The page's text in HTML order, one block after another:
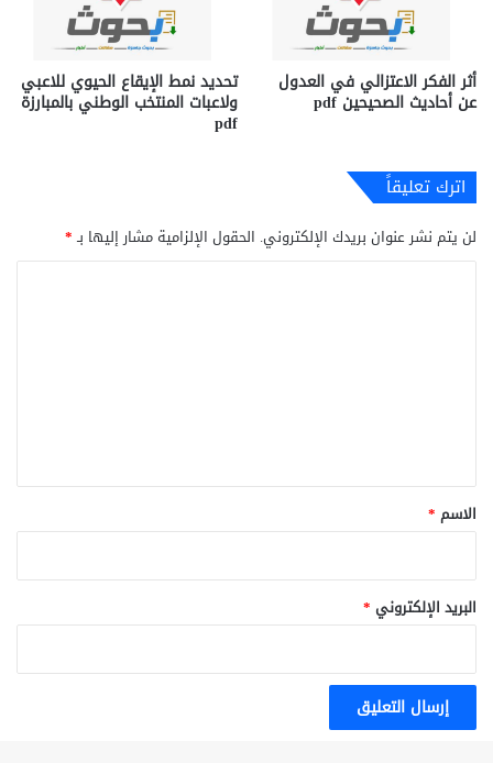
أثر الفكر الاعتزالي في العدول
عن أحاديث الصحيحين pdf
تحديد نمط الإيقاع الحيوي للاعبي
ولاعبات المنتخب الوطني بالمبارزة
pdf
اترك تعليقاً
لن يتم نشر عنوان بريدك الإلكتروني. الحقول الإلزامية مشار إليها بـ*
*
الاسم *
البريد الإلكتروني *